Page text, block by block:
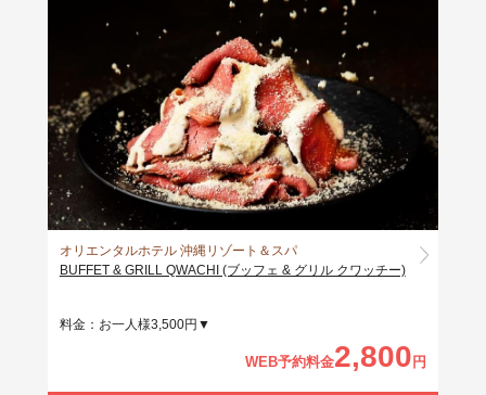
オリエンタルホテル 沖縄リゾート＆スパ
BUFFET & GRILL QWACHI (ブッフェ & グリル クワッチー)
料金：お一人様3,500円▼
WEB予約料金2,800 円